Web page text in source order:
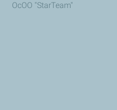
ОсОО "StarTeam"